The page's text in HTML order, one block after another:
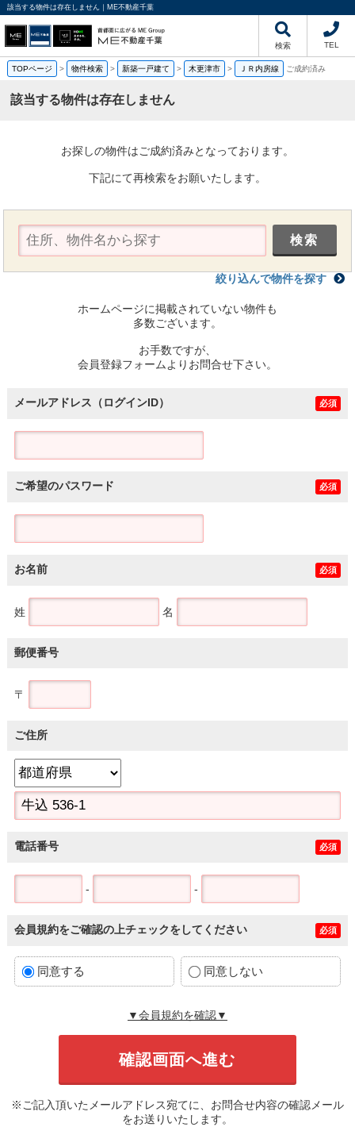
該当する物件は存在しません｜ME不動産千葉
検索 TEL
TOPページ > 物件検索 > 新築一戸建て > 木更津市 > ＪＲ内房線 ご成約済み
該当する物件は存在しません
お探しの物件はご成約済みとなっております。
下記にて再検索をお願いたします。
絞り込んで物件を探す
ホームページに掲載されていない物件も
多数ございます。
お手数ですが、
会員登録フォームよりお問合せ下さい。
メールアドレス（ログインID） 必須
ご希望のパスワード 必須
お名前 必須
姓 名
郵便番号
〒
ご住所
電話番号 必須
- -
会員規約をご確認の上チェックをしてください 必須
同意する 同意しない
▼会員規約を確認▼
※ご記入頂いたメールアドレス宛てに、お問合せ内容の確認メール
をお送りいたします。